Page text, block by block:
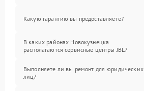
Какую гарантию вы предоставляете?
В каких районах Новокузнецка
располагаются сервисные центры JBL?
Выполняете ли вы ремонт для юридических
лиц?